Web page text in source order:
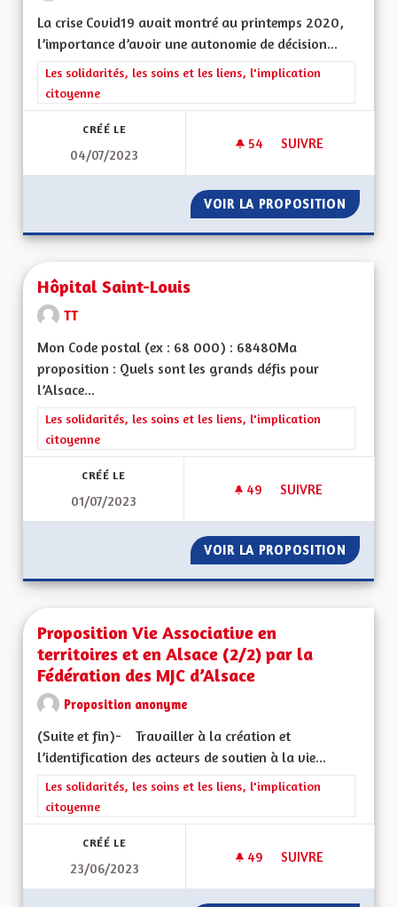
La crise Covid19 avait montré au printemps 2020,
l’importance d’avoir une autonomie de décision...
Filtrer les résultats de la catégorie : Les solidarités, les soins
Les solidarités, les soins et les liens, l'implication
citoyenne
CRÉÉ LE
04/07/2023
54 54 ABONNÉS
SUIVRE
VOIR LA PROPOSITION LA
Hôpital Saint-Louis
TT
Mon Code postal (ex : 68 000) : 68480Ma
proposition : Quels sont les grands défis pour
l’Alsace...
Filtrer les résultats de la catégorie : Les solidarités, les soins
Les solidarités, les soins et les liens, l'implication
citoyenne
CRÉÉ LE
01/07/2023
49 49 ABONNÉS
SUIVRE
VOIR LA PROPOSITION
Proposition Vie Associative en
territoires et en Alsace (2/2) par la
Fédération des MJC d’Alsace
Proposition anonyme
(Suite et fin)- Travailler à la création et
l’identification des acteurs de soutien à la vie...
Filtrer les résultats de la catégorie : Les solidarités, les soins
Les solidarités, les soins et les liens, l'implication
citoyenne
CRÉÉ LE
23/06/2023
49 49 ABONNÉS
SUIVRE